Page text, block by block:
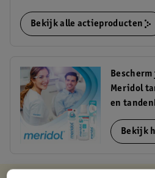
Bekijk alle actieproducten
Meridol
en
Bekijk